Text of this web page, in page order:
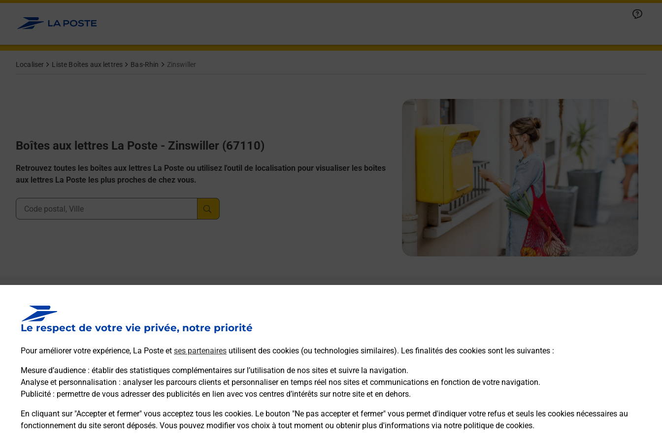
Le respect de votre vie privée, notre priorité
Pour améliorer votre expérience, La Poste et ses partenaires utilisent des cookies (ou technologies similaires). Les finalités des cookies sont les suivantes :
Mesure d’audience : établir des statistiques complémentaires sur l’utilisation de nos sites et suivre la navigation.
Analyse et personnalisation : analyser les parcours clients et personnaliser en temps réel nos sites et communications en fonction de votre navigation.
Publicité : permettre de vous adresser des publicités en lien avec vos centres d’intérêts sur notre site et en dehors.
En cliquant sur "Accepter et fermer" vous acceptez tous les cookies. Le bouton "Ne pas accepter et fermer" vous permet d'indiquer votre refus et seuls les cookies nécessaires au
fonctionnement du site seront déposés. Vous pouvez modifier vos choix à tout moment ou obtenir plus d'informations via notre politique de cookies.
Allez au contenu
Localiser Liste Boîtes aux lettres Bas-Rhin Zinswiller
Boîtes aux lettres La Poste - Zinswiller (67110)
Retrouvez toutes les boîtes aux lettres La Poste ou utilisez l'outil de localisation pour visualiser les boîtes
aux lettres La Poste les plus proches de chez vous.
Ville, Département, Code Postal
Boîte aux lettres La Poste
Prochaine collecte du courrier vendredià
67110 Zinswiller
Itinéraire
1 Rue Du Griesberg
67110 Zinswiller